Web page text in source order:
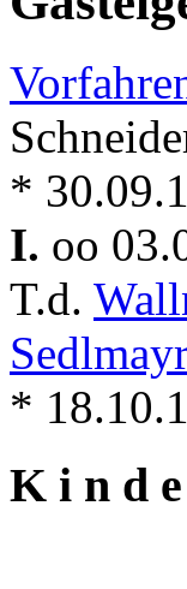
*
I. oo
T.d.
*
K i n d